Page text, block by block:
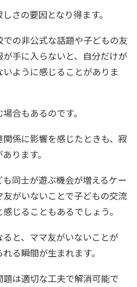
さの要因となり得ます。
の非公式な話題や子どもの友
手に入らないと、自分だけが
ように感じることがありま
合もあるのです。
係に影響を感じたときも、寂
ります。
同士が遊ぶ機会が増えるケー
がいないことで子どもの交流
じることもあるでしょう。
ると、ママ友がいないことが
る瞬間が生まれます。
は適切な工夫で解消可能で